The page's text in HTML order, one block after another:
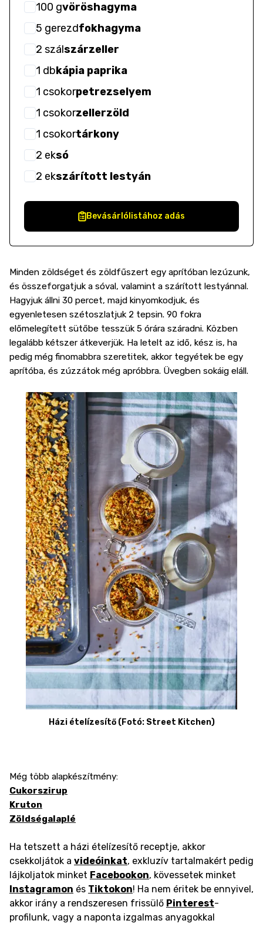
100 gvöröshagyma
5 gerezdfokhagyma
2 szálszárzeller
1 dbkápia paprika
1 csokorpetrezselyem
1 csokorzellerzöld
1 csokortárkony
2 eksó
2 ekszárított lestyán
Bevásárlólistához adás
Minden zöldséget és zöldfűszert egy aprítóban lezúzunk,
és összeforgatjuk a sóval, valamint a szárított lestyánnal.
Hagyjuk állni 30 percet, majd kinyomkodjuk, és
egyenletesen szétoszlatjuk 2 tepsin. 90 fokra
előmelegített sütőbe tesszük 5 órára száradni. Közben
legalább kétszer átkeverjük. Ha letelt az idő, kész is, ha
pedig még finomabbra szeretitek, akkor tegyétek be egy
aprítóba, és zúzzátok még apróbbra. Üvegben sokáig eláll.
Házi ételízesítő (Fotó: Street Kitchen)
Még több alapkészítmény:
Cukorszirup
Kruton
Zöldségalaplé
Ha tetszett a házi ételízesítő receptje, akkor
csekkoljátok a videóinkat, exkluzív tartalmakért pedig
lájkoljatok minket Facebookon, kövessetek minket
Instagramon és Tiktokon! Ha nem éritek be ennyivel,
akkor irány a rendszeresen frissülő Pinterest-
profilunk, vagy a naponta izgalmas anyagokkal